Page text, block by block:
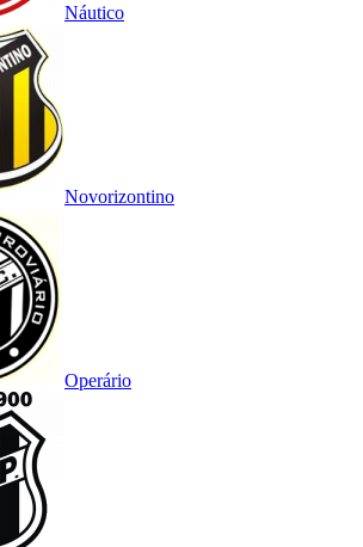
Náutico
Novorizontino
Operário